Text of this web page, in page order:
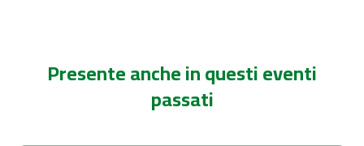
Presente anche in questi eventi
passati